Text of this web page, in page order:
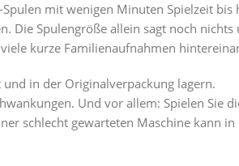
mit wenigen Minuten Spielzeit bis
Die Spulengröße allein sagt noch nichts
kurze Familienaufnahmen
in der Originalverpackung lagern.
Und vor allem: Spielen Sie
schlecht gewarteten Maschine kann in